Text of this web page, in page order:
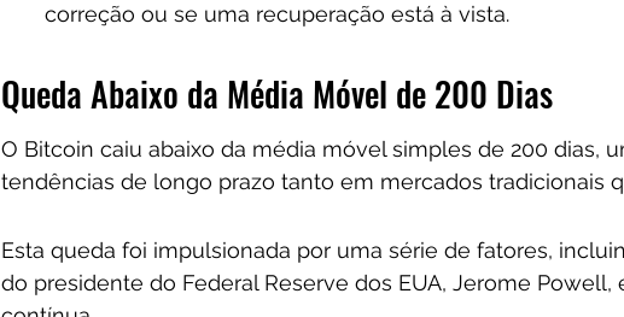
correção ou se uma recuperação está à vista.
Queda Abaixo da Média Móvel de 200 Dias
O Bitcoin caiu abaixo da média móvel simples de 200 dias,
tendências de longo prazo tanto em mercados tradicionais
Esta queda foi impulsionada por uma série de fatores,
do presidente do Federal Reserve dos EUA, Jerome Powell,